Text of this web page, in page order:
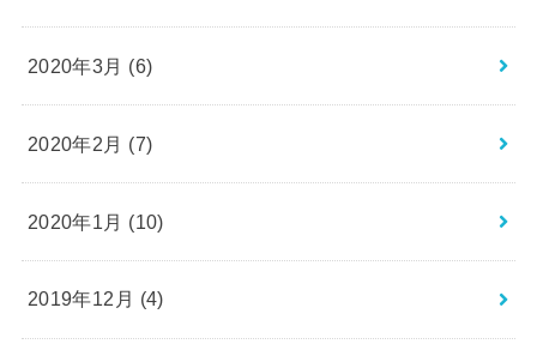
2020年3月 (6)
2020年2月 (7)
2020年1月 (10)
2019年12月 (4)